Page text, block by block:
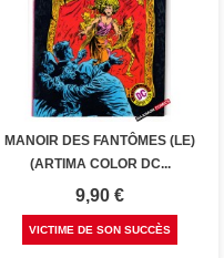
MANOIR DES FANTÔMES (LE)
(ARTIMA COLOR DC...
Prix
9,90 €
VICTIME DE SON SUCCÈS